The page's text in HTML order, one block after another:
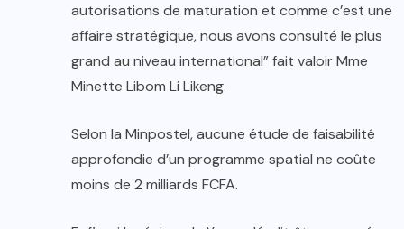
autorisations de maturation et comme c’est une
affaire stratégique, nous avons consulté le plus
grand au niveau international” fait valoir Mme
Minette Libom Li Likeng.
Selon la Minpostel, aucune étude de faisabilité
approfondie d’un programme spatial ne coûte
moins de 2 milliards FCFA.